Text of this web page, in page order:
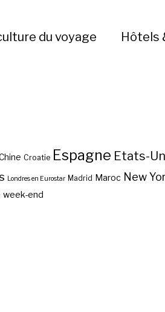
du voyage Hôtels
Croatie Espagne Etats-
Londres en Eurostar Madrid Maroc New
week-end